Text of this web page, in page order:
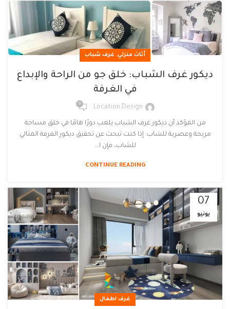
أثاث منزلي, غرف شباب
ديكور غرف الشباب: خلق جو من الراحة والإبداع
في الغرفة
Location Design
0
من المؤكد أن ديكور غرف الشباب يلعب دورًا هامًا في خلق مساحة
مريحة وعصرية للشاب. إذا كنت تبحث عن تحقيق ديكور الغرفة المثالي
للشاب، فإن ا...
CONTINUE READING
07
يونيو
غرف اطفال